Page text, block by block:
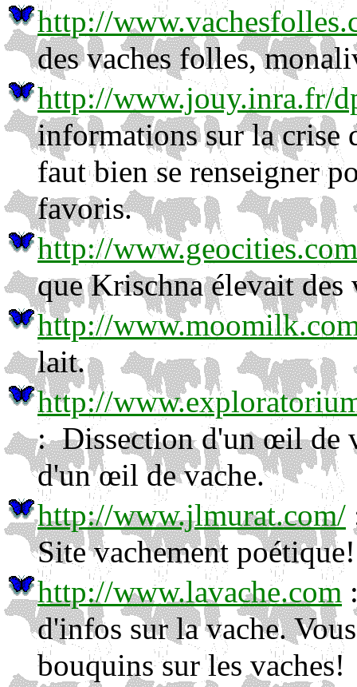
http://
des vaches folles,
http://www.jouy.inra.fr/
informations sur la crise
faut bien se renseigner
favoris.
http://
que Krischna élevait des
http://
lait.
http://
: Dissection d'un œil de
d'un œil de vache.
http://www.jlmurat.com/
Site vachement poétique!
http://www.lavache.com
d'infos sur la vache.
bouquins sur les vaches!